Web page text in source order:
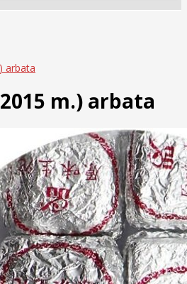
arbata
m.) arbata